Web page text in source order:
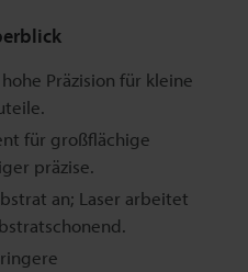
Präzision für kleine
für großflächige
präzise.
an; Laser arbeitet